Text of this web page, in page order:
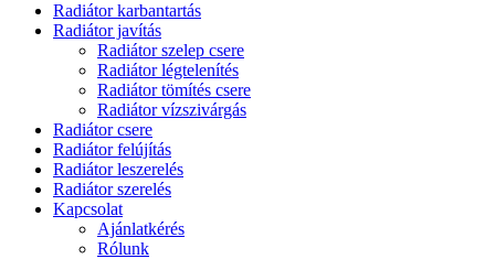
Radiátor karbantartás
Radiátor javítás
Radiátor szelep csere
Radiátor légtelenítés
Radiátor tömítés csere
Radiátor vízszivárgás
Radiátor csere
Radiátor felújítás
Radiátor leszerelés
Radiátor szerelés
Kapcsolat
Ajánlatkérés
Rólunk